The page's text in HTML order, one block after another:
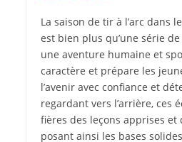
La saison de tir à l’arc dans
est bien plus qu’une série
une aventure humaine et
caractère et prépare les
l’avenir avec confiance et
regardant vers l’arrière, ces
fières des leçons apprises et
posant ainsi les bases